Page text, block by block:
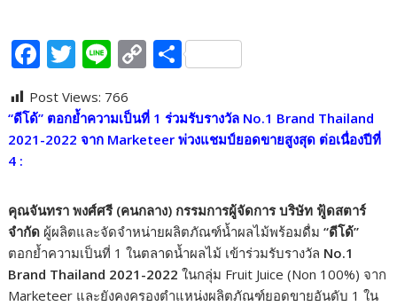
F
e
b
k
T
itt
er
Li
e
C
p
y
k
S
ar
e
Post Views: 766
“ดีโด้” ตอกย้ำความเป็นที่ 1 ร่วมรับรางวัล No.1 Brand Thailand
2021-2022 จาก Marketeer พ่วงแชมป์ยอดขายสูงสุด ต่อเนื่องปีที่
4 :
คุณจันทรา พงศ์ศรี (คนกลาง) กรรมการผู้จัดการ บริษัท ฟู้ดสตาร์
จำกัด ผู้ผลิตและจัดจำหน่ายผลิตภัณฑ์น้ำผลไม้พร้อมดื่ม“ดีโด้”
ตอกย้ำความเป็นที่ 1 ในตลาดน้ำผลไม้ เข้าร่วมรับรางวัล No.1
Brand Thailand 2021-2022ในกลุ่ม Fruit Juice (Non 100%) จาก
Marketeer และยังคงครองตำแหน่งผลิตภัณฑ์ยอดขายอันดับ 1 ใน